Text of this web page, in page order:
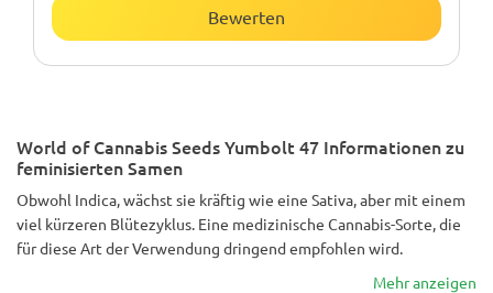
Bewerten
World of Cannabis Seeds Yumbolt 47 Informationen zu
feminisierten Samen
Obwohl Indica, wächst sie kräftig wie eine Sativa, aber mit einem
viel kürzeren Blütezyklus. Eine medizinische Cannabis-Sorte, die
für diese Art der Verwendung dringend empfohlen wird.
Mehr anzeigen